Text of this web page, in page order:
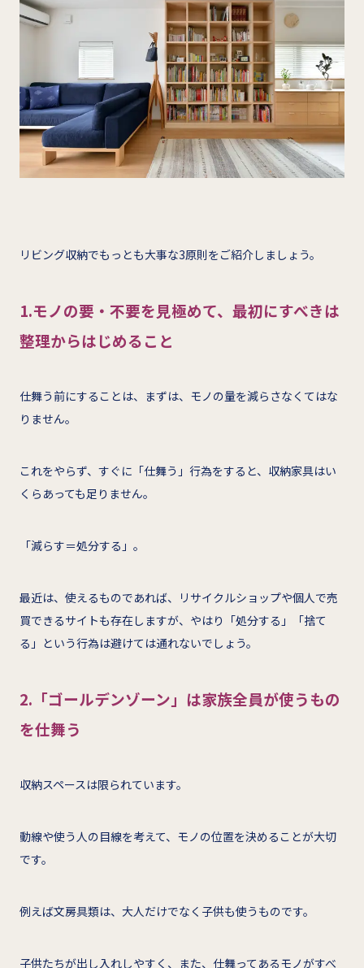
リビング収納でもっとも大事な3原則をご紹介しましょう。
1.モノの要・不要を見極めて、最初にすべきは
整理からはじめること
仕舞う前にすることは、まずは、モノの量を減らさなくてはな
りません。
これをやらず、すぐに「仕舞う」行為をすると、収納家具はい
くらあっても足りません。
「減らす＝処分する」。
最近は、使えるものであれば、リサイクルショップや個人で売
買できるサイトも存在しますが、やはり「処分する」「捨て
る」という行為は避けては通れないでしょう。
2. 「ゴールデンゾーン」は家族全員が使うもの
を仕舞う
収納スペースは限られています。
動線や使う人の目線を考えて、モノの位置を決めることが大切
です。
例えば文房具類は、大人だけでなく子供も使うものです。
子供たちが出し入れしやすく、また、仕舞ってあるモノがすべ